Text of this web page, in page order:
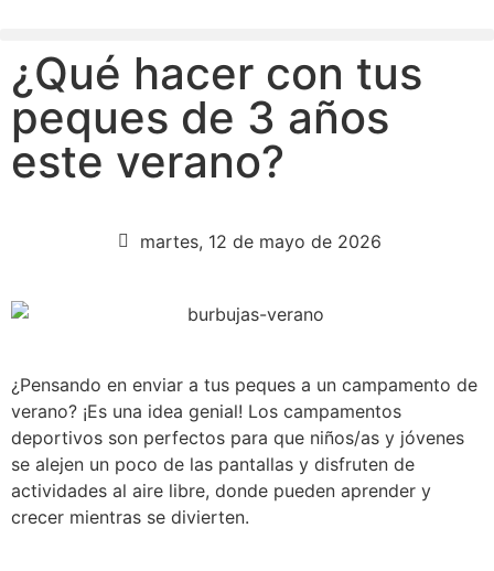
¿Qué hacer con tus
peques de 3 años
este verano?
martes, 12 de mayo de 2026
¿Pensando en enviar a tus peques a un campamento de
verano? ¡Es una idea genial! Los campamentos
deportivos son perfectos para que niños/as y jóvenes
se alejen un poco de las pantallas y disfruten de
actividades al aire libre, donde pueden aprender y
crecer mientras se divierten.